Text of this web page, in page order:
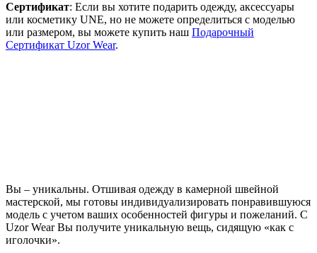
Сертификат: Если вы хотите подарить одежду, аксессуары
или косметику UNE, но не можете определиться с моделью
или размером, вы можете купить наш Подарочный
Сертификат Uzor Wear.
Вы – уникальны. Отшивая одежду в камерной швейной
мастерской, мы готовы индивидуализировать понравившуюся
модель с учетом ваших особенностей фигуры и пожеланий. С
Uzor Wear Вы получите уникальную вещь, сидящую «как с
иголочки».